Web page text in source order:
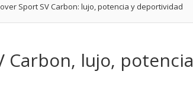
Sport SV Carbon: lujo, potencia y deportividad